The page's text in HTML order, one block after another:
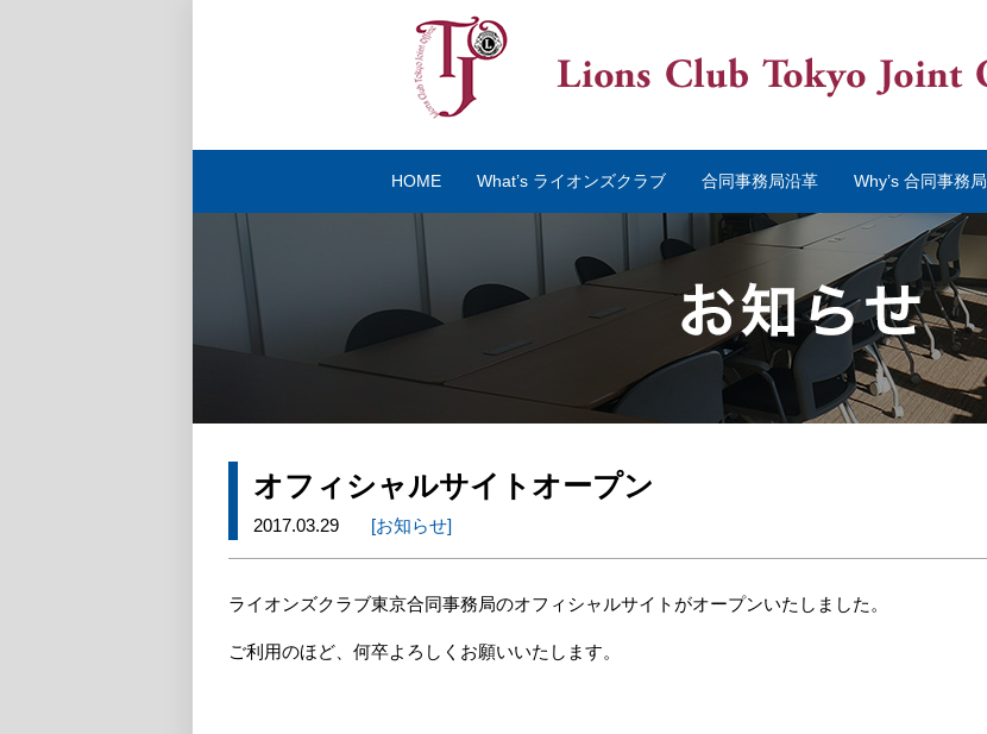
HOME What’s ライオンズクラブ 合同事務局沿革 Why’s 合同事務局
オフィシャルサイトオープン
2017.03.29 [お知らせ]
ライオンズクラブ東京合同事務局のオフィシャルサイトがオープンいたしました。
ご利用のほど、何卒よろしくお願いいたします。